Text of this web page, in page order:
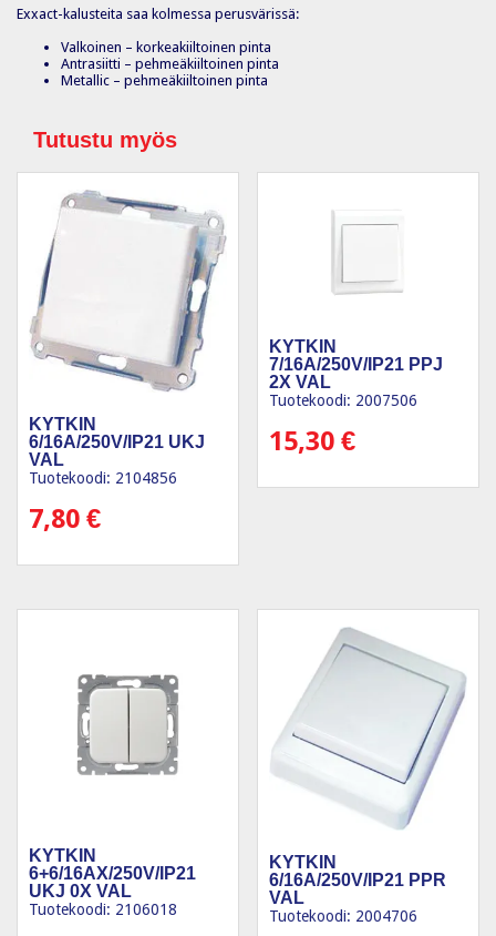
Exxact-kalusteita saa kolmessa perusvärissä:
Valkoinen – korkeakiiltoinen pinta
Antrasiitti – pehmeäkiiltoinen pinta
Metallic – pehmeäkiiltoinen pinta
Tutustu myös
KYTKIN
6/16A/250V/IP21 UKJ
VAL
Tuotekoodi: 2104856
7,80 €
KYTKIN
7/16A/250V/IP21 PPJ
2X VAL
Tuotekoodi: 2007506
15,30€
KYTKIN
6+6/16AX/250V/IP21
UKJ 0X VAL
Tuotekoodi: 2106018
KYTKIN
6/16A/250V/IP21 PPR
VAL
Tuotekoodi: 2004706